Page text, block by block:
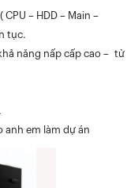
– HDD – Main –
tục.
năng nấp cấp cao – từ
em làm dự án